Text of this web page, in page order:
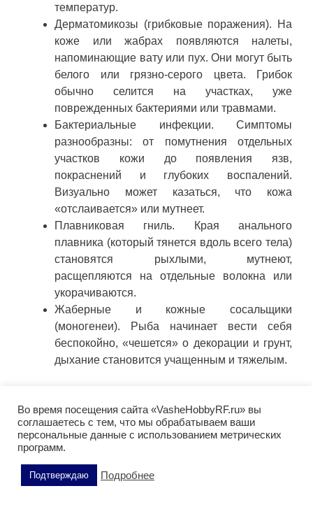
температур.
Дерматомикозы (грибковые поражения). На
коже или жабрах появляются налеты,
напоминающие вату или пух. Они могут быть
белого или грязно-серого цвета. Грибок
обычно селится на участках, уже
поврежденных бактериями или травмами.
Бактериальные инфекции. Симптомы
разнообразны: от помутнения отдельных
участков кожи до появления язв,
покраснений и глубоких воспалений.
Визуально может казаться, что кожа
«отслаивается» или мутнеет.
Плавниковая гниль. Края анального
плавника (который тянется вдоль всего тела)
становятся рыхлыми, мутнеют,
расщепляются на отдельные волокна или
укорачиваются.
Жаберные и кожные сосальщики
(моногенеи). Рыба начинает вести себя
беспокойно, «чешется» о декорации и грунт,
дыхание становится учащенным и тяжелым.
Понимание причин — залог успешной
профилактики. Черные ножи — индикаторы
стабильности аквариума.
Стресс-фактор. Эти рыбы нуждаются в
Во время посещения сайта «VasheHobbyRF.ru» вы
соглашаетесь с тем, что мы обрабатываем ваши
персональные данные с использованием метрических
программ.
Подтверждаю Подробнее